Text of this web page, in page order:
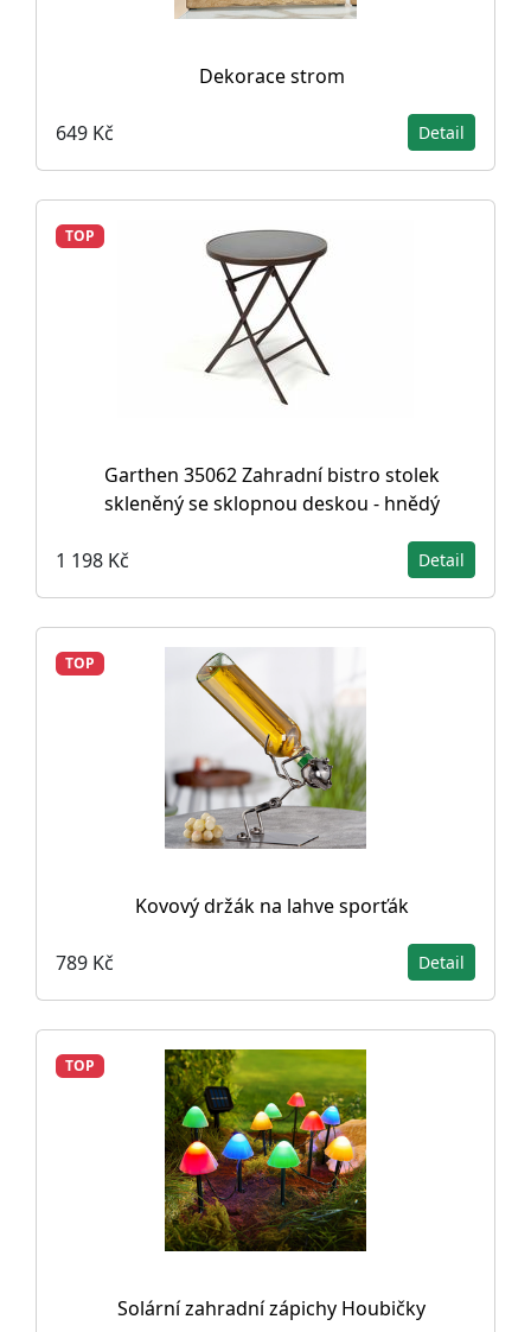
Dekorace strom
649 Kč Detail
TOP
Garthen 35062 Zahradní bistro stolek
skleněný se sklopnou deskou - hnědý
1 198 Kč Detail
TOP
Kovový držák na lahve sporťák
789 Kč Detail
TOP
Solární zahradní zápichy Houbičky